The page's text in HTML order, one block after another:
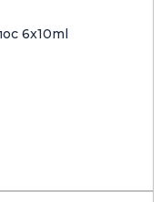
6x10ml